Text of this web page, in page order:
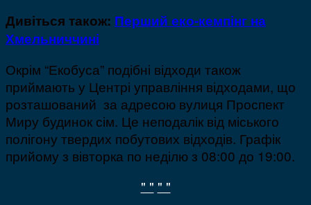
Дивіться також: Перший еко-кемпінг на
Хмельниччині
Окрім “Екобуса” подібні відходи також
приймають у Центрі управління відходами, що
розташований за адресою вулиця Проспект
Миру будинок сім. Це неподалік від міського
полігону твердих побутових відходів. Графік
прийому з вівторка по неділю з 08:00 до 19:00.
" " " "